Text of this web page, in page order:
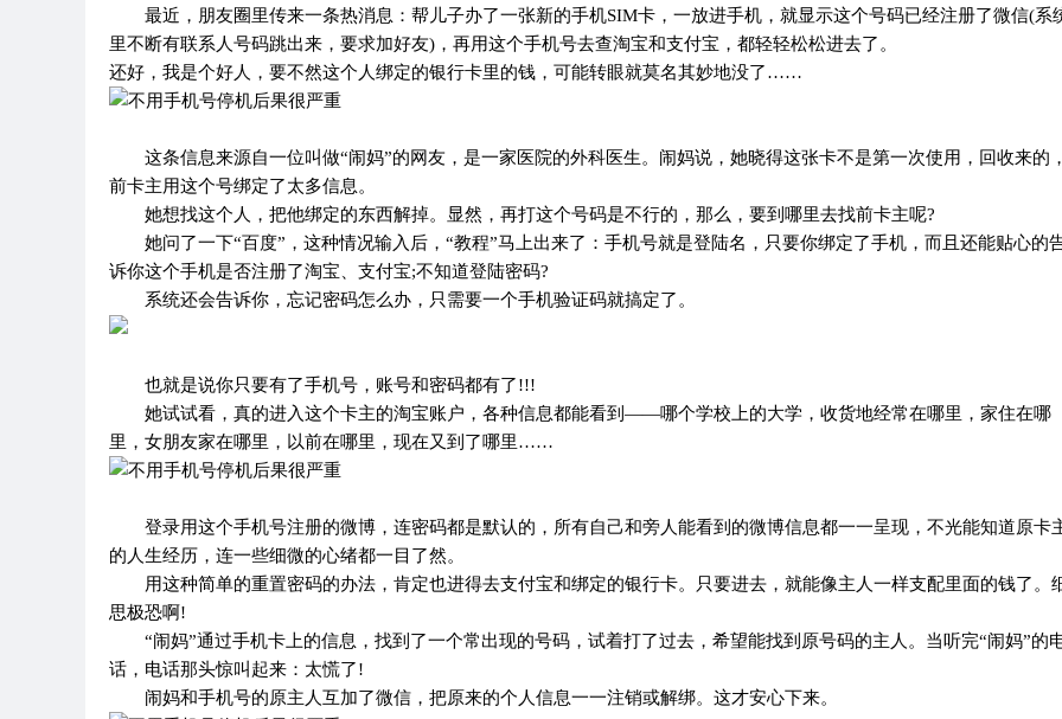
最近，朋友圈里传来一条热消息：帮儿子办了一张新的手机SIM卡，一放进手机，就显示这个号码已经注册了微信(系
里不断有联系人号码跳出来，要求加好友)，再用这个手机号去查淘宝和支付宝，都轻轻松松进去了。
还好，我是个好人，要不然这个人绑定的银行卡里的钱，可能转眼就莫名其妙地没了……
这条信息来源自一位叫做“闹妈”的网友，是一家医院的外科医生。闹妈说，她晓得这张卡不是第一次使用，回收来的
前卡主用这个号绑定了太多信息。
她想找这个人，把他绑定的东西解掉。显然，再打这个号码是不行的，那么，要到哪里去找前卡主呢?
她问了一下“百度”，这种情况输入后，“教程”马上出来了：手机号就是登陆名，只要你绑定了手机，而且还能贴心的
诉你这个手机是否注册了淘宝、支付宝;不知道登陆密码?
系统还会告诉你，忘记密码怎么办，只需要一个手机验证码就搞定了。
也就是说你只要有了手机号，账号和密码都有了!!!
她试试看，真的进入这个卡主的淘宝账户，各种信息都能看到——哪个学校上的大学，收货地经常在哪里，家住在哪
里，女朋友家在哪里，以前在哪里，现在又到了哪里……
登录用这个手机号注册的微博，连密码都是默认的，所有自己和旁人能看到的微博信息都一一呈现，不光能知道原卡
的人生经历，连一些细微的心绪都一目了然。
用这种简单的重置密码的办法，肯定也进得去支付宝和绑定的银行卡。只要进去，就能像主人一样支配里面的钱了。
思极恐啊!
“闹妈”通过手机卡上的信息，找到了一个常出现的号码，试着打了过去，希望能找到原号码的主人。当听完“闹妈”的
话，电话那头惊叫起来：太慌了!
闹妈和手机号的原主人互加了微信，把原来的个人信息一一注销或解绑。这才安心下来。